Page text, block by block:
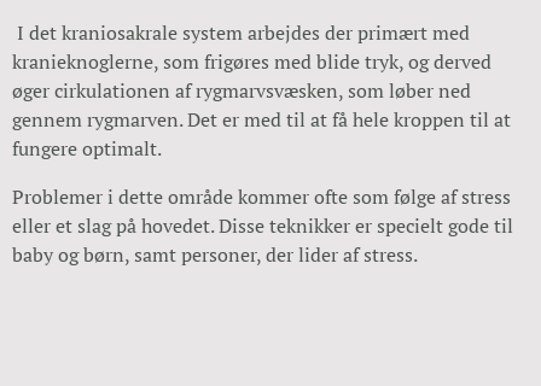
I det kraniosakrale system arbejdes der primært med
kranieknoglerne, som frigøres med blide tryk, og derved
øger cirkulationen af rygmarvsvæsken, som løber ned
gennem rygmarven. Det er med til at få hele kroppen til at
fungere optimalt.
Problemer i dette område kommer ofte som følge af stress
eller et slag på hovedet. Disse teknikker er specielt gode til
baby og børn, samt personer, der lider af stress.